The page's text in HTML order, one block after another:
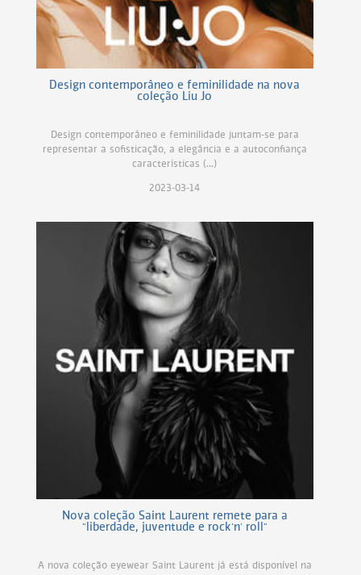
Design contemporâneo e feminilidade na nova
coleção Liu Jo
Design contemporâneo e feminilidade juntam-se para
representar a sofisticação, a elegância e a autoconfiança
características (...)
2023-03-14
Nova coleção Saint Laurent remete para a
"liberdade, juventude e rock'n' roll"
A nova coleção eyewear Saint Laurent já está disponível na